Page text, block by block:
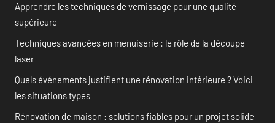
Apprendre les techniques de vernissage pour une qualité
supérieure
Techniques avancées en menuiserie : le rôle de la découpe
laser
Quels événements justifient une rénovation intérieure ? Voici
les situations types
Rénovation de maison : solutions fiables pour un projet solide